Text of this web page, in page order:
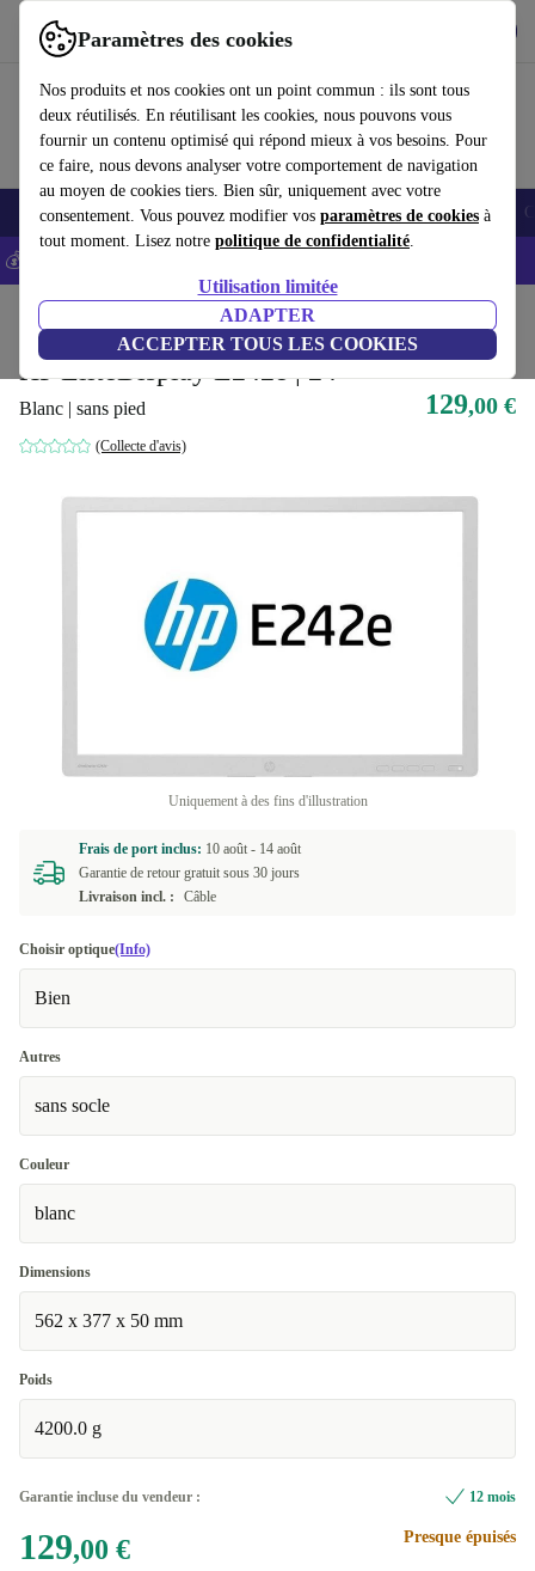
Paramètres des cookies
Nos produits et nos cookies ont un point commun : ils sont tous
deux réutilisés. En réutilisant les cookies, nous pouvons vous
fournir un contenu optimisé qui répond mieux à vos besoins. Pour
ce faire, nous devons analyser votre comportement de navigation
au moyen de cookies tiers. Bien sûr, uniquement avec votre
consentement. Vous pouvez modifier vos paramètres de cookies à
tout moment. Lisez notre politique de confidentialité.
Utilisation limitée
ADAPTER
ACCEPTER TOUS LES COOKIES
Utilisez refurbed rapidement et facilement
Smartphones Laptops Tablettes Montres connectées Accessoires
💰-5% EXTRA sur les iPhones – Code: IPHONEDEAL -
HP EliteDisplay E242e | 24"
Blanc | sans pied
(Collecte d'avis)
129,00 €
Uniquement à des fins d'illustration
Frais de port inclus: 10 août - 14 août
Garantie de retour gratuit sous 30 jours
Livraison incl. :
Câble
Choisir optique(Info)
Bien
Autres
sans socle
Couleur
blanc
Dimensions
562 x 377 x 50 mm
Poids
4200.0 g
Garantie incluse du vendeur : 12 mois
129,00 € Presque épuisés